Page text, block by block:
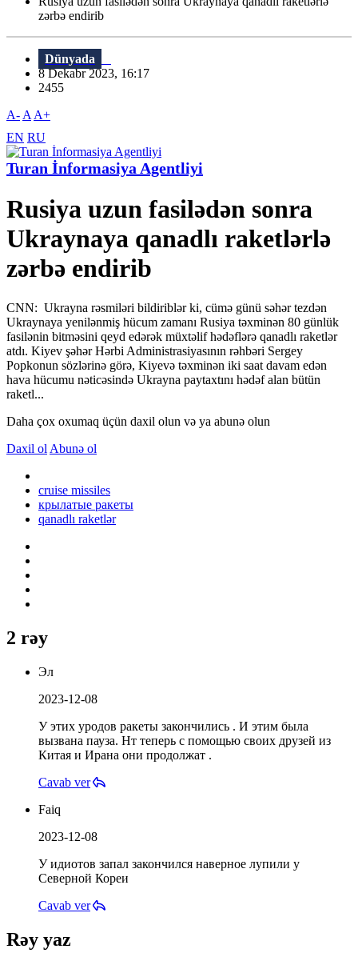
zərbə endirib
Dünyada
8 Dekabr 2023, 16:17
2455
A- A A+
EN RU
Turan İnformasiya Agentliyi
Rusiya uzun fasilədən sonra
Ukraynaya qanadlı raketlərlə
zərbə endirib
CNN: Ukrayna rəsmiləri bildiriblər ki, cümə günü səhər tezdən
Ukraynaya yenilənmiş hücum zamanı Rusiya təxminən 80 günlük
fasilənin bitməsini qeyd edərək müxtəlif hədəflərə qanadlı raketlər
atdı. Kiyev şəhər Hərbi Administrasiyasının rəhbəri Sergey
Popkonun sözlərinə görə, Kiyevə təxminən iki saat davam edən
hava hücumu nəticəsində Ukrayna paytaxtını hədəf alan bütün
raketl...
Daha çox oxumaq üçün daxil olun və ya abunə olun
Daxil ol Abunə ol
cruise missiles
крылатые ракеты
qanadlı raketlər
2 rəy
Эл
2023-12-08
У этих уродов ракеты закончились . И этим была
вызвана пауза. Нт теперь с помощью своих друзей из
Китая и Ирана они продолжат .
Cavab ver
Faiq
2023-12-08
У идиотов запал закончился наверное лупили у
Северной Кореи
Cavab ver
Rəy yaz